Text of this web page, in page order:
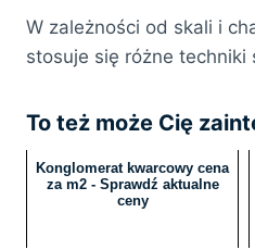
W zależności od skali i
stosuje się różne techniki
To też może Cię
Konglomerat kwarcowy cena
za m2 - Sprawdź aktualne
ceny